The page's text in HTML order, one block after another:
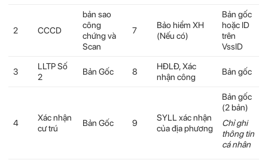
2 CCCD
bản sao
công
chứng và
Scan
7
Bảo hiểm XH
(Nếu có)
Bản gốc
hoặc ID
trên
VssID
3
LLTP Số
2
Bản Gốc 8
HĐLĐ, Xác
nhận công
Bản gốc
4
Xác nhận
cư trú
Bản Gốc 9
SYLL xác nhận
của địa phương
Bản gốc
(2 bản)
Chỉ ghi
thông tin
cá nhân